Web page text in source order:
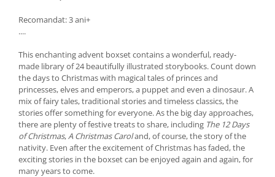
Recomandat: 3 ani+
....
This enchanting advent boxset contains a wonderful, ready-
made library of 24 beautifully illustrated storybooks. Count down
the days to Christmas with magical tales of princes and
princesses, elves and emperors, a puppet and even a dinosaur. A
mix of fairy tales, traditional stories and timeless classics, the
stories offer something for everyone. As the big day approaches,
there are plenty of festive treats to share, including The 12 Days
of Christmas,A Christmas Caroland, of course, the story of the
nativity. Even after the excitement of Christmas has faded, the
exciting stories in the boxset can be enjoyed again and again, for
many years to come.